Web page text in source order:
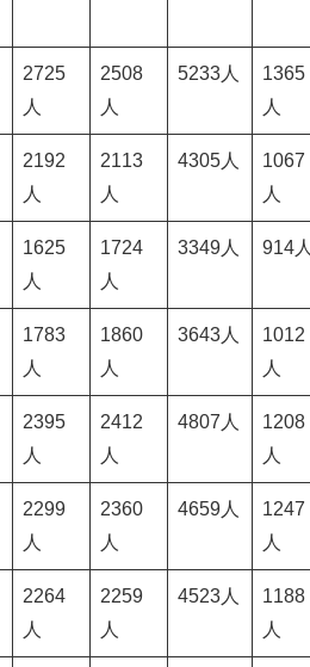
2725
人
2508
人
5233人
1365
人
2192
人
2113
人
4305人
1067
人
1625
人
1724
人
3349人 914人
1783
人
1860
人
3643人
1012
人
2395
人
2412
人
4807人
1208
人
2299
人
2360
人
4659人
1247
人
2264
人
2259
人
4523人
1188
人